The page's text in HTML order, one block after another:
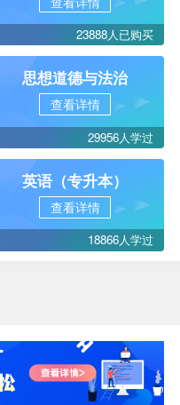
23888人已购买
思想道德与法治
查看详情
29956人学过
英语（专升本）
查看详情
18866人学过